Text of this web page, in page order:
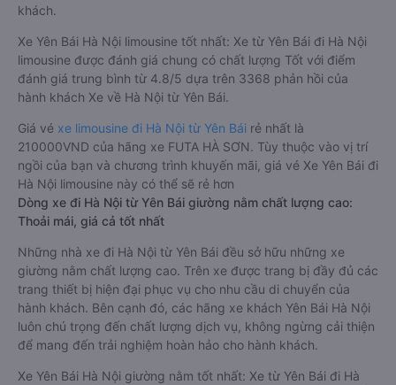
khách.
Xe Yên Bái Hà Nội limousine tốt nhất: Xe từ Yên Bái đi Hà Nội
limousine được đánh giá chung có chất lượng Tốt với điểm
đánh giá trung bình từ 4.8/5 dựa trên 3368 phản hồi của
hành khách Xe về Hà Nội từ Yên Bái.
Giá vé xe limousine đi Hà Nội từ Yên Bái rẻ nhất là
210000VND của hãng xe FUTA HÀ SƠN. Tùy thuộc vào vị trí
ngồi của bạn và chương trình khuyến mãi, giá vé Xe Yên Bái đi
Hà Nội limousine này có thể sẽ rẻ hơn
Dòng xe đi Hà Nội từ Yên Bái giường nằm chất lượng cao:
Thoải mái, giá cả tốt nhất
Những nhà xe đi Hà Nội từ Yên Bái đều sở hữu những xe
giường nằm chất lượng cao. Trên xe được trang bị đầy đủ các
trang thiết bị hiện đại phục vụ cho nhu cầu di chuyển của
hành khách. Bên cạnh đó, các hãng xe khách Yên Bái Hà Nội
luôn chú trọng đến chất lượng dịch vụ, không ngừng cải thiện
để mang đến trải nghiệm hoàn hảo cho hành khách.
Xe Yên Bái Hà Nội giường nằm tốt nhất: Xe từ Yên Bái đi Hà